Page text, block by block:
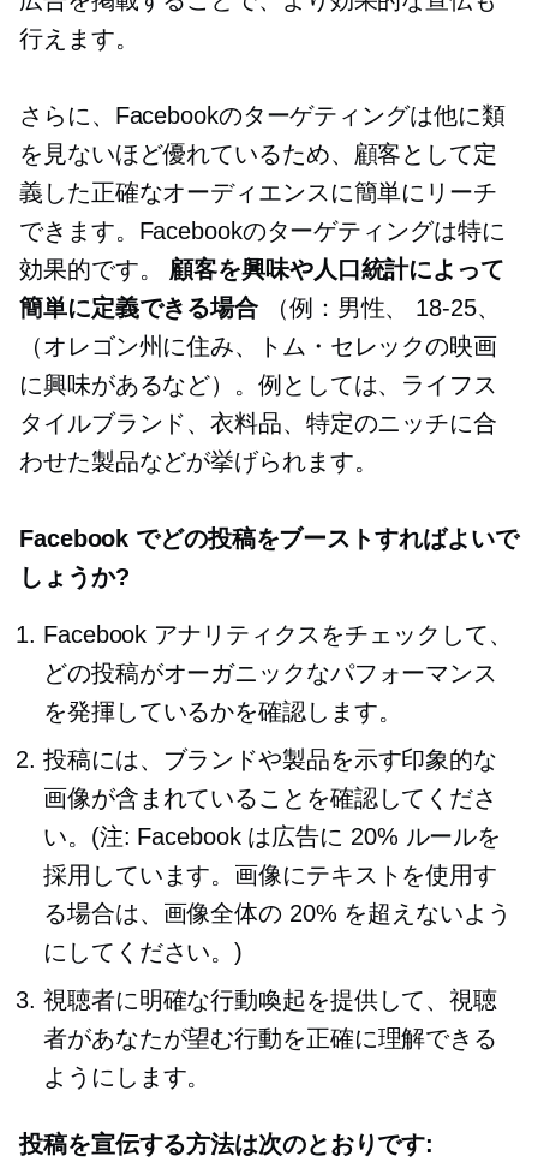
行えます。
さらに、Facebookのターゲティングは他に類
を見ないほど優れているため、顧客として定
義した正確なオーディエンスに簡単にリーチ
できます。Facebookのターゲティングは特に
効果的です。 顧客を興味や人口統計によって
簡単に定義できる場合 （例：男性、 18-25、
（オレゴン州に住み、トム・セレックの映画
に興味があるなど）。例としては、ライフス
タイルブランド、衣料品、特定のニッチに合
わせた製品などが挙げられます。
Facebook でどの投稿をブーストすればよいで
しょうか?
Facebook アナリティクスをチェックして、
どの投稿がオーガニックなパフォーマンス
を発揮しているかを確認します。
投稿には、ブランドや製品を示す印象的な
画像が含まれていることを確認してくださ
い。(注: Facebook は広告に 20% ルールを
採用しています。画像にテキストを使用す
る場合は、画像全体の 20% を超えないよう
にしてください。)
視聴者に明確な行動喚起を提供して、視聴
者があなたが望む行動を正確に理解できる
ようにします。
投稿を宣伝する方法は次のとおりです: